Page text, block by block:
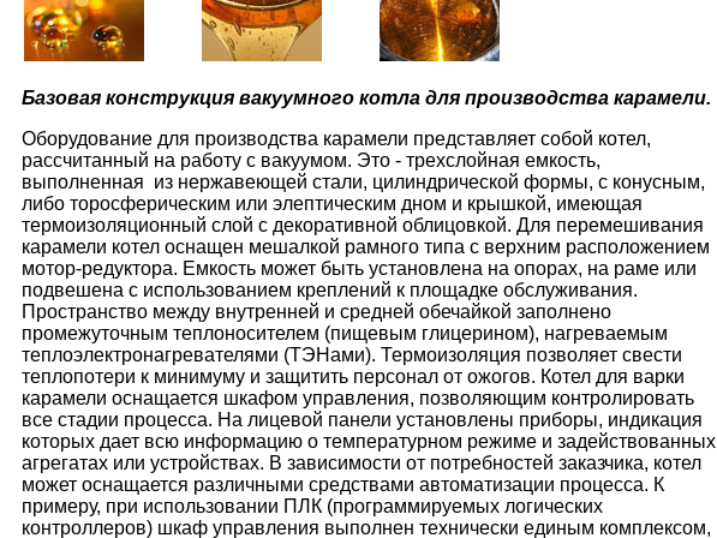
Базовая конструкция вакуумного котла для производства карамели.
Оборудование для производства карамели представляет собой котел,
рассчитанный на работу с вакуумом. Это - трехслойная емкость,
выполненная из нержавеющей стали, цилиндрической формы, с конусным,
либо торосферическим или элептическим дном и крышкой, имеющая
термоизоляционный слой с декоративной облицовкой. Для перемешивания
карамели котел оснащен мешалкой рамного типа с верхним расположением
мотор-редуктора. Емкость может быть установлена на опорах, на раме или
подвешена с использованием креплений к площадке обслуживания.
Пространство между внутренней и средней обечайкой заполнено
промежуточным теплоносителем (пищевым глицерином), нагреваемым
теплоэлектронагревателями (ТЭНами). Термоизоляция позволяет свести
теплопотери к минимуму и защитить персонал от ожогов. Котел для варки
карамели оснащается шкафом управления, позволяющим контролировать
все стадии процесса. На лицевой панели установлены приборы, индикация
которых дает всю информацию о температурном режиме и задействованных
агрегатах или устройствах. В зависимости от потребностей заказчика, котел
может оснащается различными средствами автоматизации процесса. К
примеру, при использовании ПЛК (программируемых логических
контроллеров) шкаф управления выполнен технически единым комплексом,